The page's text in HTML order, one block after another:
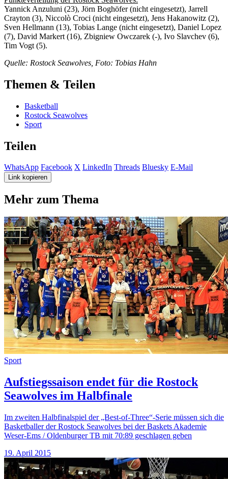
Yannick Anzuluni (23), Jörn Boghöfer (nicht eingesetzt), Jarrell
Crayton (3), Niccolò Croci (nicht eingesetzt), Jens Hakanowitz (2),
Sven Hellmann (13), Tobias Lange (nicht eingesetzt), Daniel Lopez
(7), David Markert (16), Zbigniew Owczarek (-), Ivo Slavchev (6),
Tim Vogt (5).
Quelle: Rostock Seawolves, Foto: Tobias Hahn
Themen & Teilen
Basketball
Rostock Seawolves
Sport
Teilen
WhatsApp Facebook X LinkedIn Threads Bluesky E-Mail
Link kopieren
Mehr zum Thema
Sport
Aufstiegssaison endet für die Rostock
Seawolves im Halbfinale
Im zweiten Halbfinalspiel der „Best-of-Three“-Serie müssen sich die
Basketballer der Rostock Seawolves bei der Baskets Akademie
Weser-Ems / Oldenburger TB mit 70:89 geschlagen geben
19. April 2015